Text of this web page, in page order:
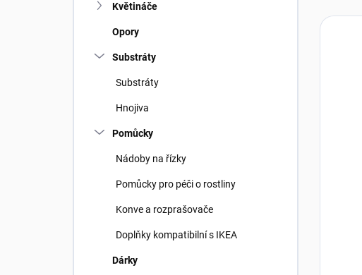
Květináče
Opory
Substráty
Substráty
Hnojiva
Pomůcky
Nádoby na řízky
Pomůcky pro péči o rostliny
Konve a rozprašovače
Doplňky kompatibilní s IKEA
Dárky